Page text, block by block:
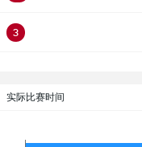
3
实际比赛时间